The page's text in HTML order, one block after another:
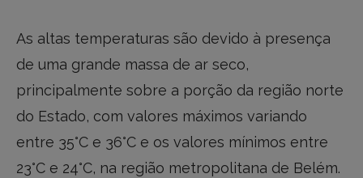
As altas temperaturas são devido à presença
de uma grande massa de ar seco,
principalmente sobre a porção da região norte
do Estado, com valores máximos variando
entre 35°C e 36°C e os valores mínimos entre
23°C e 24°C, na região metropolitana de Belém.